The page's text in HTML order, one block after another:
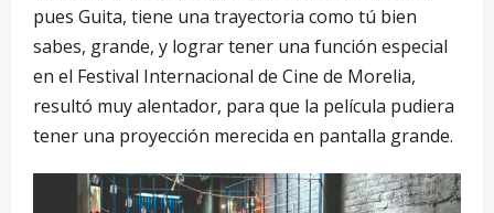
pues Guita, tiene una trayectoria como tú bien
sabes, grande, y lograr tener una función especial
en el Festival Internacional de Cine de Morelia,
resultó muy alentador, para que la película pudiera
tener una proyección merecida en pantalla grande.